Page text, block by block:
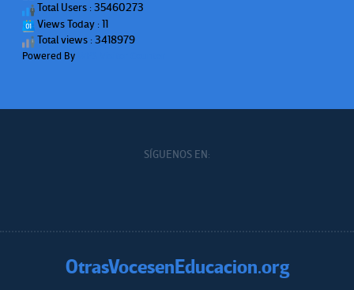
Total Users : 35460273
Views Today : 11
Total views : 3418979
Powered By
SÍGUENOS EN:
OtrasVocesenEducacion.org